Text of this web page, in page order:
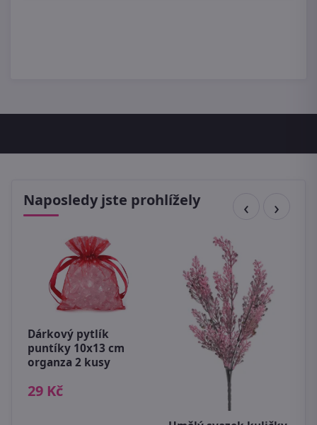
Naposledy jste prohlížely
Dárkový pytlík
puntíky 10x13 cm
organza 2 kusy
29 Kč